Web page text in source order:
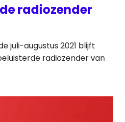
radiozender
juli-augustus 2021 blijft
radiozender van